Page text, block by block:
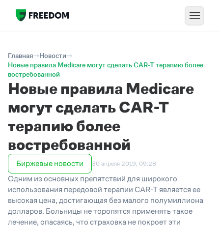
Главная
Новости
Новые правила Medicare могут сделать CAR-T терапию более
востребованной
Новые правила Medicare
могут сделать CAR-T
терапию более
востребованной
Биржевые новости 30 апреля 2019, 09:28
Одним из основных препятствий для широкого
использования передовой терапии CAR-T является ее
высокая цена, достигающая без малого полумиллиона
долларов. Больницы не торопятся применять такое
лечение, опасаясь, что страховка не покроет эти